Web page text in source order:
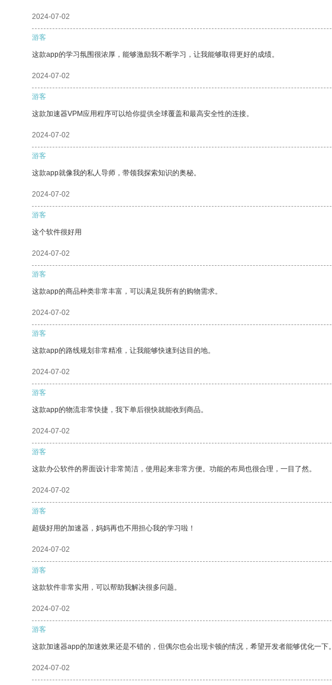
2024-07-02
游客
这款app的学习氛围很浓厚，能够激励我不断学习，让我能够取得更好的成绩。
2024-07-02
游客
这款加速器VPM应用程序可以给你提供全球覆盖和最高安全性的连接。
2024-07-02
游客
这款app就像我的私人导师，带领我探索知识的奥秘。
2024-07-02
游客
这个软件很好用
2024-07-02
游客
这款app的商品种类非常丰富，可以满足我所有的购物需求。
2024-07-02
游客
这款app的路线规划非常精准，让我能够快速到达目的地。
2024-07-02
游客
这款app的物流非常快捷，我下单后很快就能收到商品。
2024-07-02
游客
这款办公软件的界面设计非常简洁，使用起来非常方便。功能的布局也很合理，一目了然。
2024-07-02
游客
超级好用的加速器，妈妈再也不用担心我的学习啦！
2024-07-02
游客
这款软件非常实用，可以帮助我解决很多问题。
2024-07-02
游客
这款加速器app的加速效果还是不错的，但偶尔也会出现卡顿的情况，希望开发者能够优化一下。
2024-07-02